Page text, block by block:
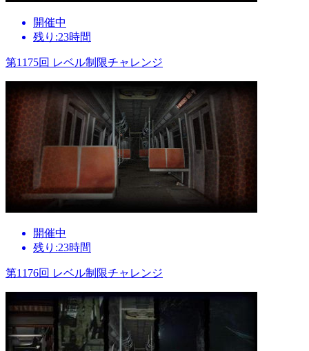
開催中
残り:23時間
第1175回 レベル制限チャレンジ
開催中
残り:23時間
第1176回 レベル制限チャレンジ